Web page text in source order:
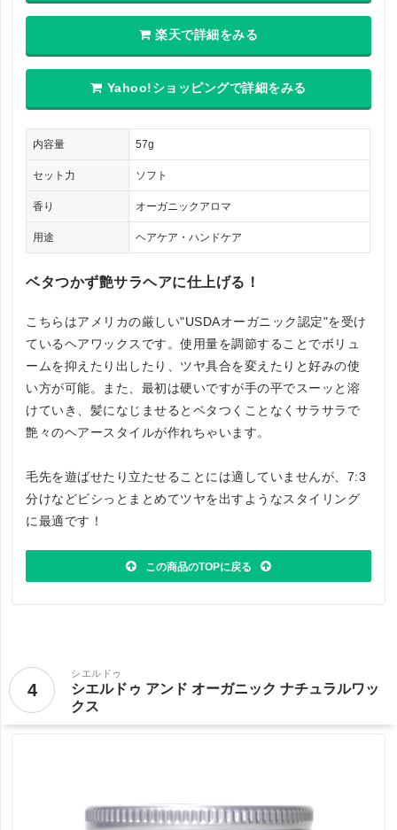
楽天で詳細をみる
Yahoo!ショッピングで詳細をみる
内容量 57g
セット力 ソフト
香り オーガニックアロマ
用途 ヘアケア・ハンドケア
ベタつかず艶サラヘアに仕上げる！
こちらはアメリカの厳しい"USDAオーガニック認定"を受け
ているヘアワックスです。使用量を調節することでボリュ
ームを抑えたり出したり、ツヤ具合を変えたりと好みの使
い方が可能。また、最初は硬いですが手の平でスーッと溶
けていき、髪になじませるとベタつくことなくサラサラで
艶々のヘアースタイルが作れちゃいます。
毛先を遊ばせたり立たせることには適していませんが、7:3
分けなどビシっとまとめてツヤを出すようなスタイリング
に最適です！
この商品のTOPに戻る
4
シエルドゥ
シエルドゥ アンド オーガニック ナチュラルワッ
クス